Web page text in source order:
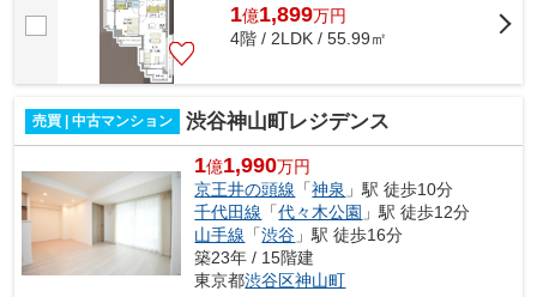
1億1,899万円
4階 / 2LDK / 55.99㎡
売買 | 中古マンション 渋谷神山町レジデンス
1億1,990万円
京王井の頭線 「神泉 」駅 徒歩10分
千代田線 「代々木公園 」駅 徒歩12分
山手線 「渋谷 」駅 徒歩16分
築23年 / 15階建
東京都渋谷区神山町